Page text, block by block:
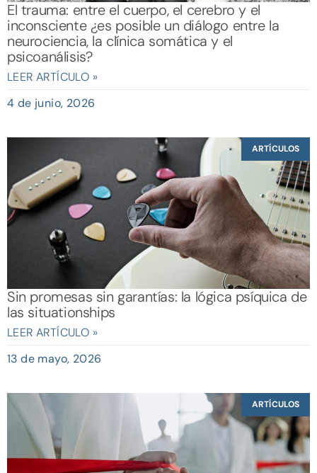
El trauma: entre el cuerpo, el cerebro y el
inconsciente ¿es posible un diálogo entre la
neurociencia, la clínica somática y el
psicoanálisis?
LEER ARTÍCULO »
4 de junio, 2026
ARTÍCULOS
Sin promesas sin garantías: la lógica psíquica de
las situationships
LEER ARTÍCULO »
13 de mayo, 2026
ARTÍCULOS